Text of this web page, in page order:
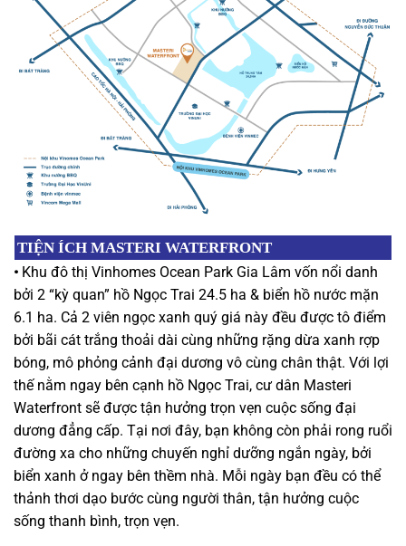
TIỆN ÍCH MASTERI WATERFRONT
• Khu đô thị Vinhomes Ocean Park Gia Lâm vốn nổi danh
bởi 2 “kỳ quan” hồ Ngọc Trai 24.5 ha & biển hồ nước mặn
6.1 ha. Cả 2 viên ngọc xanh quý giá này đều được tô điểm
bởi bãi cát trắng thoải dài cùng những rặng dừa xanh rợp
bóng, mô phỏng cảnh đại dương vô cùng chân thật. Với lợi
thế nằm ngay bên cạnh hồ Ngọc Trai, cư dân Masteri
Waterfront sẽ được tận hưởng trọn vẹn cuộc sống đại
dương đẳng cấp. Tại nơi đây, bạn không còn phải rong ruổi
đường xa cho những chuyến nghỉ dưỡng ngắn ngày, bởi
biển xanh ở ngay bên thềm nhà. Mỗi ngày bạn đều có thể
thảnh thơi dạo bước cùng người thân, tận hưởng cuộc
sống thanh bình, trọn vẹn.